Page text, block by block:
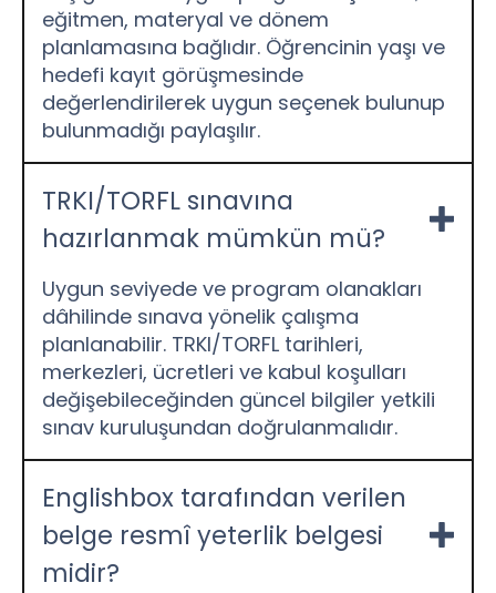
eğitmen, materyal ve dönem
planlamasına bağlıdır. Öğrencinin yaşı ve
hedefi kayıt görüşmesinde
değerlendirilerek uygun seçenek bulunup
bulunmadığı paylaşılır.
TRKI/TORFL sınavına
hazırlanmak mümkün mü?
Uygun seviyede ve program olanakları
dâhilinde sınava yönelik çalışma
planlanabilir. TRKI/TORFL tarihleri,
merkezleri, ücretleri ve kabul koşulları
değişebileceğinden güncel bilgiler yetkili
sınav kuruluşundan doğrulanmalıdır.
Englishbox tarafından verilen
belge resmî yeterlik belgesi
midir?